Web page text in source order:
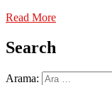
Read More
Search
Arama: